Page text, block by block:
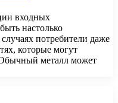
входных
настолько
потребители даже
которые могут
металл может